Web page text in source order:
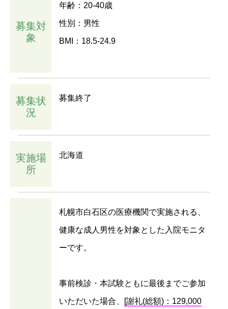
募集対
象
年齢：20-40歳
性別：男性
BMI：18.5-24.9
募集状
況
募集終了
実施場
所
北海道
札幌市白石区の医療機関で実施される、
健康な成人男性を対象とした入院モニタ
ーです。
事前検診・本試験ともに最後までご参加
いただいた場合、 [謝礼(総額)：129,000